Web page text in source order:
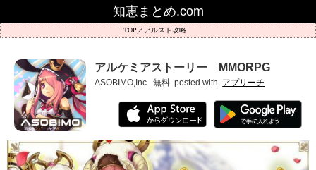
知恵まとめ.com
アルスト攻略
アルケミアストーリー MMORPG
ASOBIMO,Inc. 無料 posted with アプリーチ